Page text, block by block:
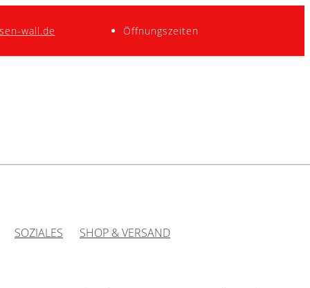
wall.de Öffnungszeiten
SOZIALES SHOP & VERSAND